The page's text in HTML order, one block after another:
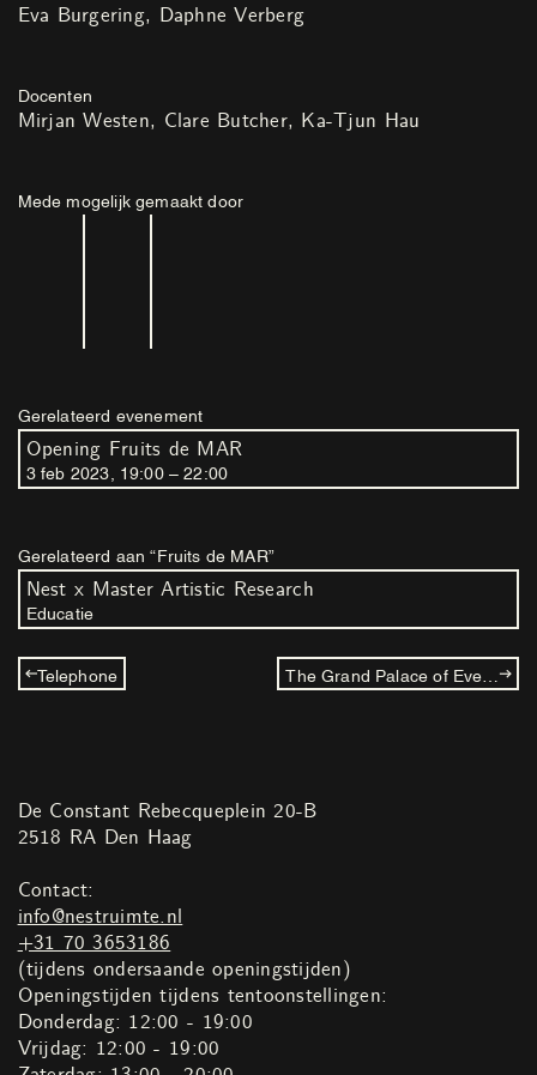
Eva Burgering Daphne Verberg
Docenten
Mirjan Westen Clare Butcher Ka-Tjun Hau
Mede mogelijk gemaakt door
Gerelateerd evenement
Opening Fruits de MAR
3 feb 2023 19:00–22 :00
Gerelateerd aan “Fruits de MAR”
Nest x Master Artistic Research
Educatie
Telephone
De Constant Rebecqueplein 20-B
2518 RA Den Haag
Contact:
info@nestruimte.nl
+31 70 3653186
(tijdens ondersaande openingstijden)
Openingstijden tijdens tentoonstellingen:
Donderdag: 12:00 - 19:00
Vrijdag: 12:00 - 19:00